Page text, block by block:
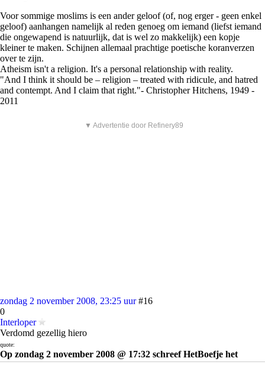
Voor sommige moslims is een ander geloof (of, nog erger - geen enkel
geloof) aanhangen namelijk al reden genoeg om iemand (liefst iemand
die ongewapend is natuurlijk, dat is wel zo makkelijk) een kopje
kleiner te maken. Schijnen allemaal prachtige poetische koranverzen
over te zijn.
Atheism isn't a religion. It's a personal relationship with reality.
"And I think it should be – religion – treated with ridicule, and hatred
and contempt. And I claim that right."- Christopher Hitchens, 1949 -
2011
▼ Advertentie door Refinery89
zondag 2 november 2008, 23:25 uur #16
0
Interloper
Verdomd gezellig hiero
quote:
Op zondag 2 november 2008 @ 17:32 schreef HetBoefje het
volgende: